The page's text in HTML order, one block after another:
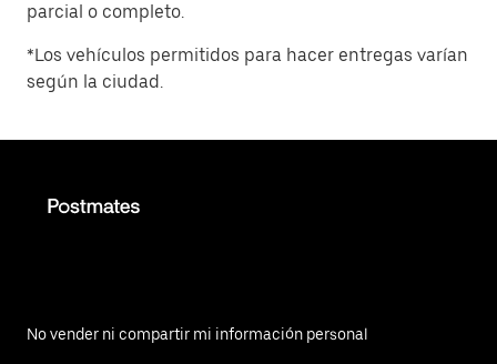
parcial o completo.
*Los vehículos permitidos para hacer entregas varían
según la ciudad.
No vender ni compartir mi información personal